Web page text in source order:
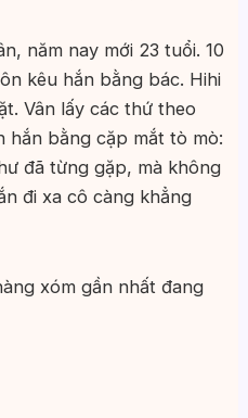
năm nay mới 23 tuổi. 10
kêu hắn bằng bác. Hihi
Vân lấy các thứ theo
hắn bằng cặp mắt tò mò:
đã từng gặp, mà không
đi xa cô càng khẳng
xóm gần nhất đang